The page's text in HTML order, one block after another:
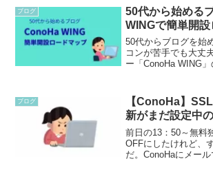
から不合格のメール
ブログ
50代から始める
WINGで簡単開
50代からブログを始
コンが苦手でも大丈
ー「ConoHa WING
への挑戦など、日々
つけるきっかけにな
ブログ
【ConoHa】
新がまだ設定中
前日の13：50～無料
OFFにしたけれど、
だ。ConoHaにメール